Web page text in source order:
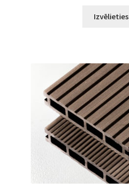
Izvēlieties